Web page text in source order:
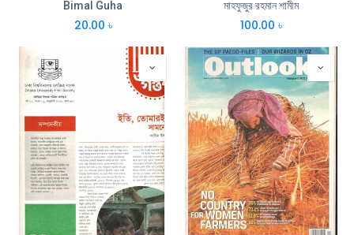
Bimal Guha
20.00 ৳
মাহফুজুর রহমান শামীম
100.00 ৳